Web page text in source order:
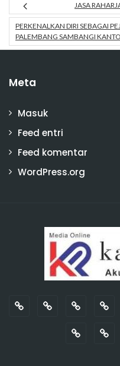
JASA
PERKENALKAN DIRI SEBAGAI
PALEMBANG SAMBANGI
Meta
Masuk
Feed entri
Feed komentar
WordPress.org